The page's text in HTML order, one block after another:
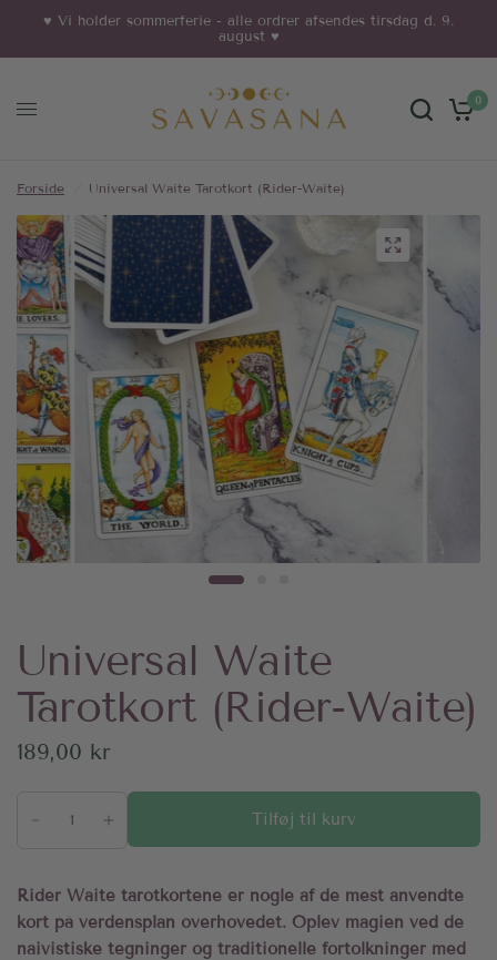
♥︎ Vi holder sommerferie - alle ordrer afsendes tirsdag d. 9.
august ♥︎
0
Forside Universal Waite Tarotkort (Rider-Waite)
Universal Waite
Tarotkort (Rider-Waite)
189,00 kr
Tilføj til kurv
Rider Waite tarotkortene er nogle af de mest anvendte
kort på verdensplan overhovedet. Oplev magien ved de
naivistiske tegninger og traditionelle fortolkninger med